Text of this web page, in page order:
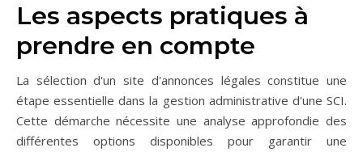
Les aspects pratiques à
prendre en compte
La sélection d'un site d'annonces légales constitue une
étape essentielle dans la gestion administrative d'une SCI.
Cette démarche nécessite une analyse approfondie des
différentes options disponibles pour garantir une